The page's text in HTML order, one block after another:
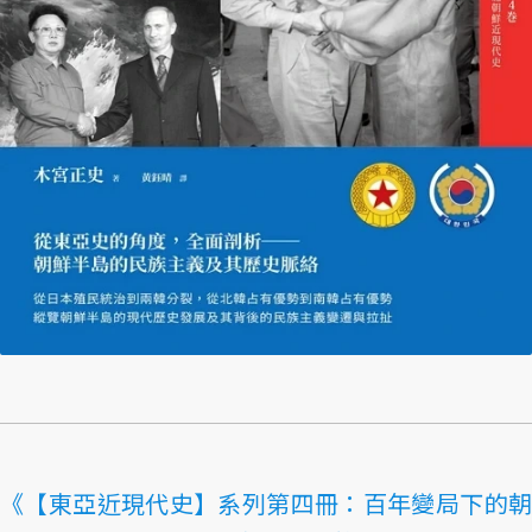
《【東亞近現代史】系列第四冊：百年變局下的朝